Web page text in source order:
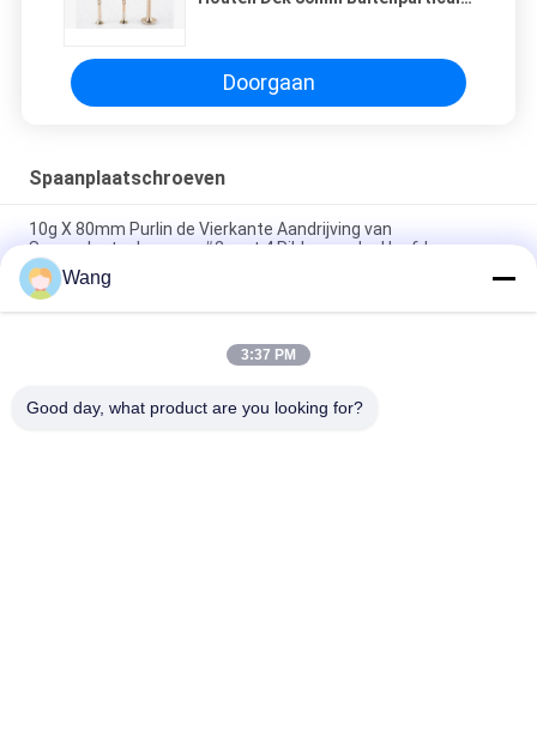
Doorgaan
Spaanplaatschroeven
10g X 80mm Purlin de Vierkante Aandrijving van
Spaanplaatschroeven #2 met 4 Ribben onder Hoofd
Steraandrijving Verzonken Hoofd met Deklaag van Ruspert
van 6 het Dekschroeven van de Bonenversiering de Groene
Het dubbel Verzonken Hoofdpozi-van het Doelschroeven van
Wang
3:37 PM
Good day, what product are you looking for?